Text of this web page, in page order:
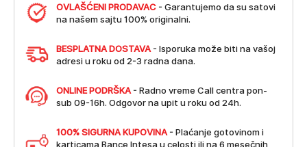
OVLAŠĆENI PRODAVAC - Garantujemo da su satovi
na našem sajtu 100% originalni.
BESPLATNA DOSTAVA - Isporuka može biti na vašoj
adresi u roku od 2-3 radna dana.
ONLINE PODRŠKA - Radno vreme Call centra pon-
sub 09-16h. Odgovor na upit u roku od 24h.
100% SIGURNA KUPOVINA - Plaćanje gotovinom i
karticama Bance Intesa u celosti ili na 6 mesečnih